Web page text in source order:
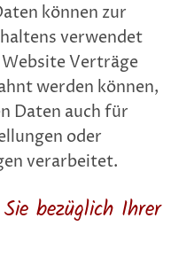
können zur
verwendet
Verträge
werden können,
Daten auch für
oder
verarbeitet.
bezüglich Ihrer